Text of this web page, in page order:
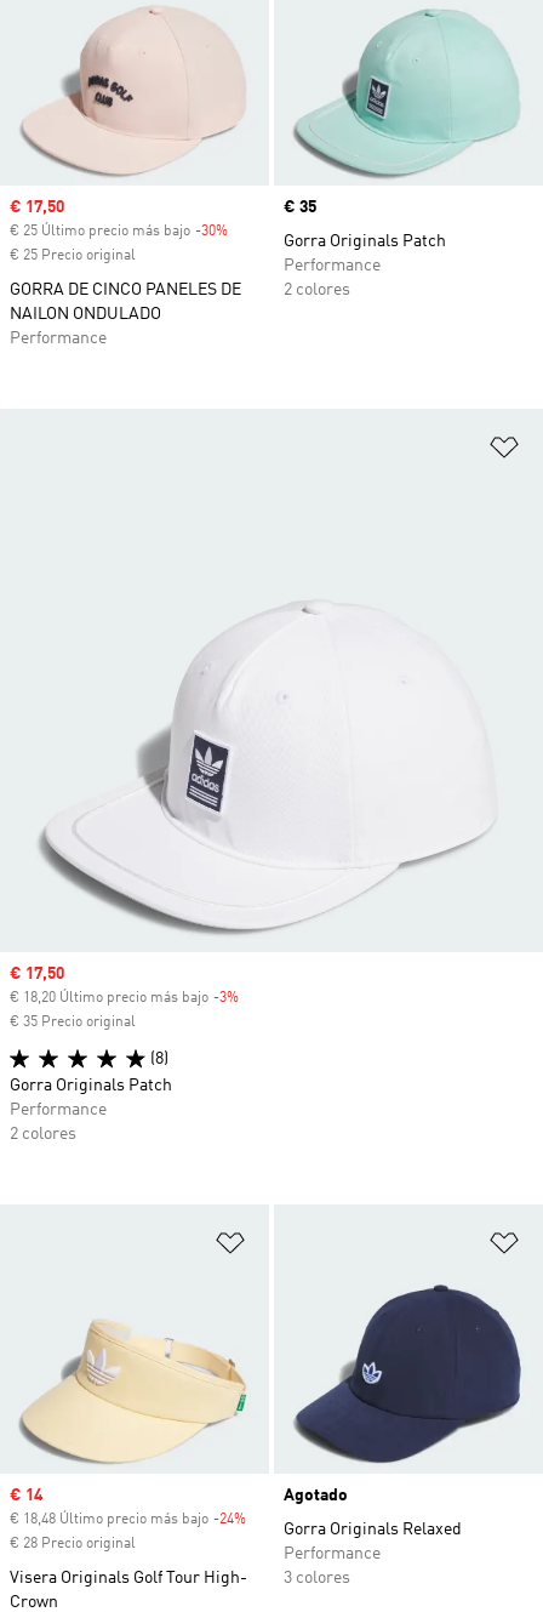
Precio de venta
€ 17,50
€ 25 Último precio más bajo -30% Descuento
€ 25 Precio original
GORRA DE CINCO PANELES DE
NAILON ONDULADO
Performance
Precio
€ 35
Gorra Originals Patch
Performance
2 colores
Precio de venta
€ 14
€ 18,48 Último precio más bajo -24% Descuento
€ 28 Precio original
Visera Originals Golf Tour High-
Crown
Agotado
Gorra Originals Relaxed
Performance
3 colores
Precio de venta
€ 17,50
€ 18,20 Último precio más bajo -3%
€ 35 Precio original
(8)
Gorra Originals Patch
Performance
2 colores